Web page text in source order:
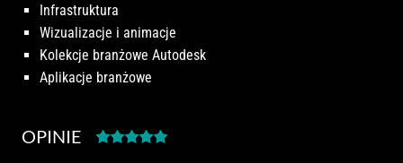
Infrastruktura
Wizualizacje i animacje
Kolekcje branżowe Autodesk
Aplikacje branżowe
OPINIE